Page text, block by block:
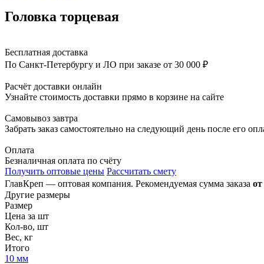
Головка торцевая
Бесплатная доставка
По Санкт-Петербургу и ЛО при заказе от 30 000 ₽
Расчёт доставки онлайн
Узнайте стоимость доставки прямо в корзине на сайте
Самовывоз завтра
Забрать заказ самостоятельно на следующий день после его
Оплата
Безналичная оплата по счёту
Получить оптовые цены Рассчитать смету
ГлавКреп — оптовая компания. Рекомендуемая сумма заказа
Другие размеры
Размер
Цена за шт
Кол-во, шт
Вес, кг
Итого
10 мм